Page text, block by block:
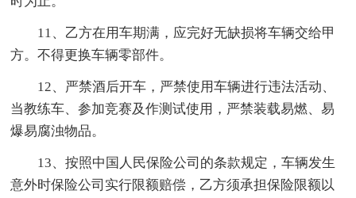
11、乙方在用车期满，应完好无缺损将车辆交给甲
方。不得更换车辆零部件。
12、严禁酒后开车，严禁使用车辆进行违法活动、
当教练车、参加竞赛及作测试使用，严禁装载易燃、易
爆易腐浊物品。
13、按照中国人民保险公司的条款规定，车辆发生
意外时保险公司实行限额赔偿，乙方须承担保险限额以